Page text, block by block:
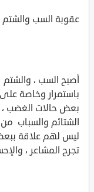
عقوبة السب
أصبح السب ،
باستمرار وخاصة
بعض حالات الغضب ،
الشتائم والسباب
ليس لهم علاقة
تجرح المشاعر ،